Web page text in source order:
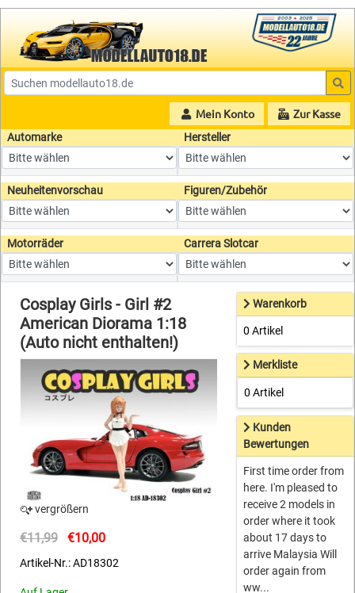
Mein Konto Zur Kasse
Automarke Hersteller
Neuheitenvorschau Figuren/Zubehör
Motorräder Carrera Slotcar
Cosplay Girls - Girl #2
American Diorama 1:18
(Auto nicht enthalten!)
vergrößern
€11,99 €10,00
Artikel-Nr.: AD18302
Warenkorb
0 Artikel
Merkliste
0 Artikel
Kunden
Bewertungen
First time order from
here. I'm pleased to
receive 2 models in
order where it took
about 17 days to
arrive Malaysia Will
order again from
ww...